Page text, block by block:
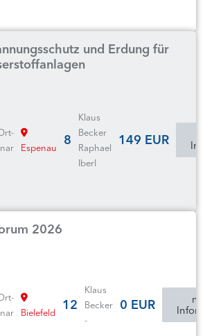
und Erdung für
Espenau 8
Klaus
Becker
Raphael
Iberl
149 EUR
2026
Bielefeld 12
Klaus
Becker
-
0 EUR